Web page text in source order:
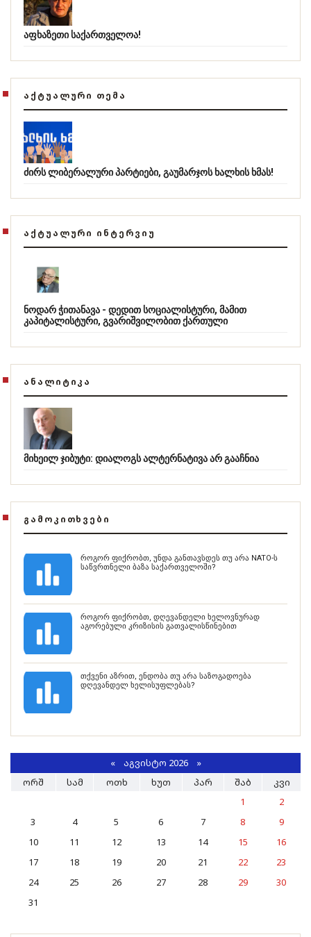
აფხაზეთი საქართველოა!
ᲐᲥᲢᲣᲐᲚᲣᲠᲘ ᲗᲔᲛᲐ
ძირს ლიბერალური პარტიები, გაუმარჯოს ხალხის ხმას!
ᲐᲥᲢᲣᲐᲚᲣᲠᲘ ᲘᲜᲢᲔᲠᲕᲘᲣ
ნოდარ ჭითანავა - დედით სოციალისტური, მამით
კაპიტალისტური, გვარიშვილობით ქართული
ᲐᲜᲐᲚᲘᲢᲘᲙᲐ
მიხეილ ჯიბუტი: დიალოგს ალტერნატივა არ გააჩნია
ᲒᲐᲛᲝᲙᲘᲗᲮᲕᲔᲑᲘ
როგორ ფიქრობთ, უნდა განთავსდეს თუ არა NATO-ს
საწვრთნელი ბაზა საქართველოში?
როგორ ფიქრობთ, დღევანდელი ხელოვნურად
აგორებული კრიზისის გათვალისწინებით
თქვენი აზრით, ენდობა თუ არა საზოგადოება
დღევანდელ ხელისუფლებას?
«ᲐᲒᲕᲘᲡᲢᲝ 2026 »
ᲝᲠᲨ
ᲡᲐᲛ ᲝᲗᲮ ᲮᲣᲗ ᲞᲐᲠ ᲨᲐᲑ
ᲙᲕᲘ
1
2
3
4 5 6 7 8
9
10
11 12 13 14 15
16
17
18 19 20 21 22
23
24
25 26 27 28 29
30
31